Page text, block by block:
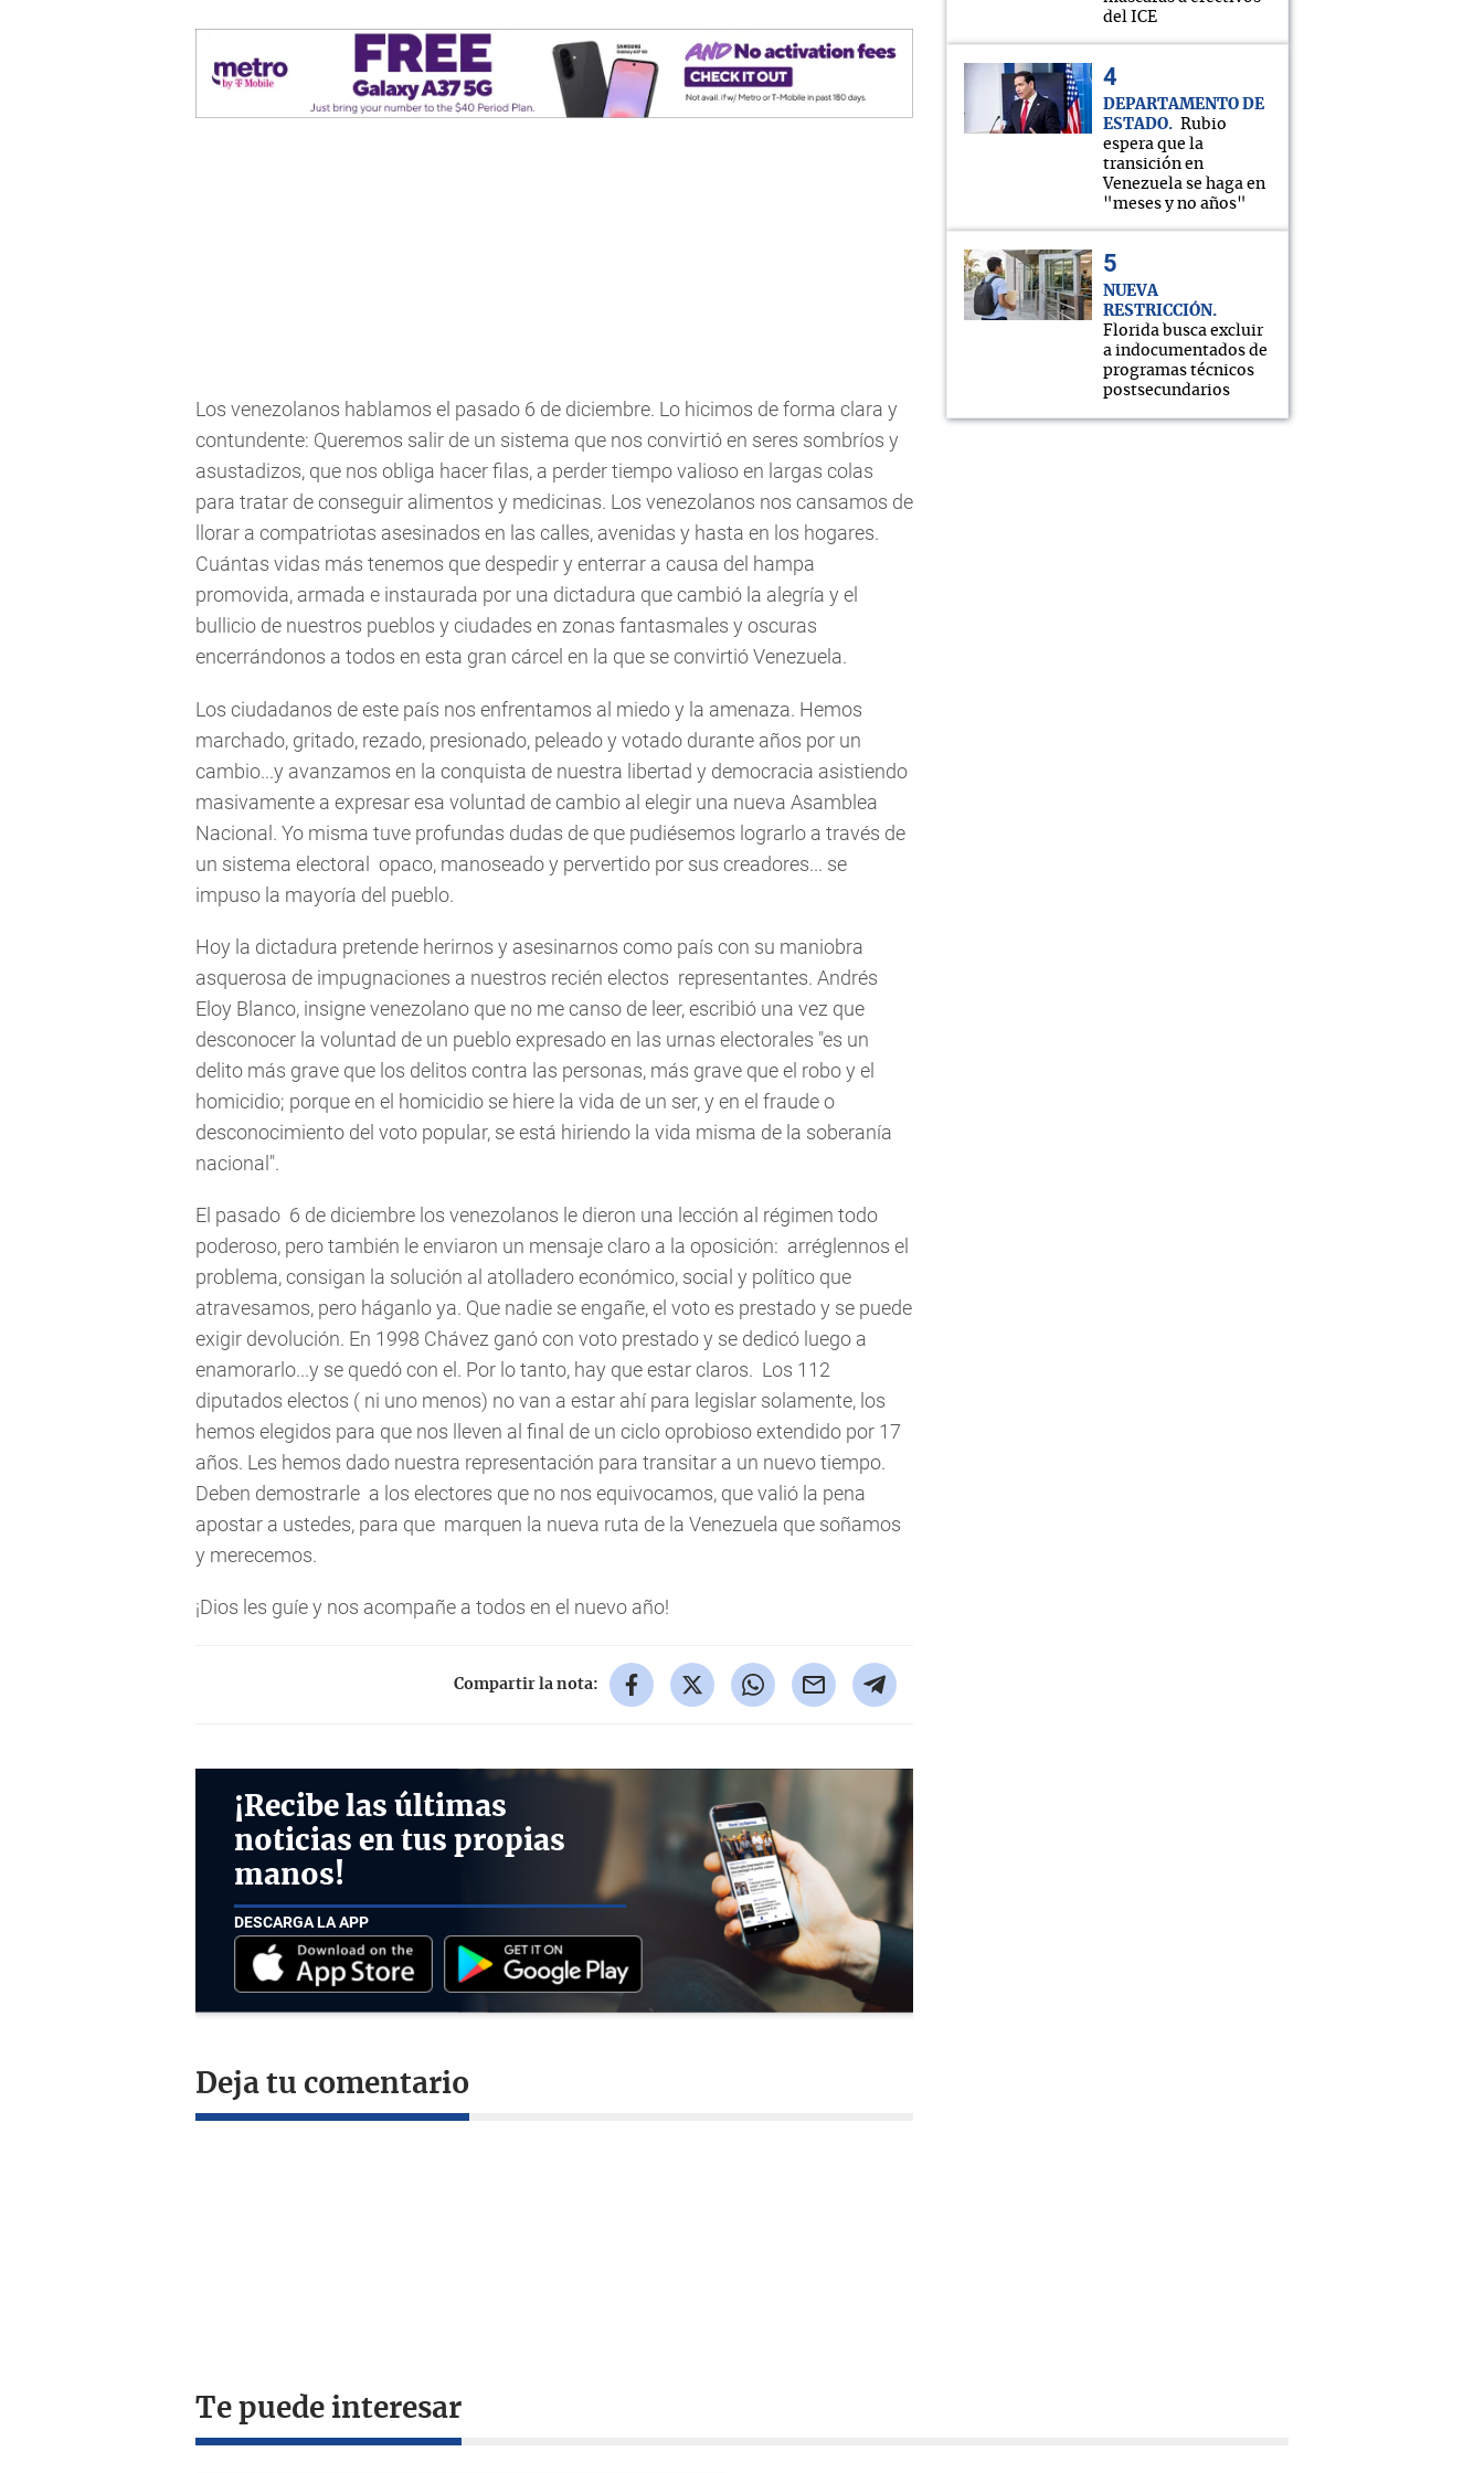
Los venezolanos hablamos el pasado 6 de diciembre. Lo hicimos de forma clara y
contundente: Queremos salir de un sistema que nos convirtió en seres sombríos y
asustadizos, que nos obliga hacer filas, a perder tiempo valioso en largas colas
para tratar de conseguir alimentos y medicinas. Los venezolanos nos cansamos de
llorar a compatriotas asesinados en las calles, avenidas y hasta en los hogares.
Cuántas vidas más tenemos que despedir y enterrar a causa del hampa
promovida, armada e instaurada por una dictadura que cambió la alegría y el
bullicio de nuestros pueblos y ciudades en zonas fantasmales y oscuras
encerrándonos a todos en esta gran cárcel en la que se convirtió Venezuela.
Los ciudadanos de este país nos enfrentamos al miedo y la amenaza. Hemos
marchado, gritado, rezado, presionado, peleado y votado durante años por un
cambio...y avanzamos en la conquista de nuestra libertad y democracia asistiendo
masivamente a expresar esa voluntad de cambio al elegir una nueva Asamblea
Nacional. Yo misma tuve profundas dudas de que pudiésemos lograrlo a través de
un sistema electoral opaco, manoseado y pervertido por sus creadores... se
impuso la mayoría del pueblo.
Hoy la dictadura pretende herirnos y asesinarnos como país con su maniobra
asquerosa de impugnaciones a nuestros recién electos representantes. Andrés
Eloy Blanco, insigne venezolano que no me canso de leer, escribió una vez que
desconocer la voluntad de un pueblo expresado en las urnas electorales "es un
delito más grave que los delitos contra las personas, más grave que el robo y el
homicidio; porque en el homicidio se hiere la vida de un ser, y en el fraude o
desconocimiento del voto popular, se está hiriendo la vida misma de la soberanía
nacional".
El pasado 6 de diciembre los venezolanos le dieron una lección al régimen todo
poderoso, pero también le enviaron un mensaje claro a la oposición: arréglennos el
problema, consigan la solución al atolladero económico, social y político que
atravesamos, pero háganlo ya. Que nadie se engañe, el voto es prestado y se puede
exigir devolución. En 1998 Chávez ganó con voto prestado y se dedicó luego a
enamorarlo...y se quedó con el. Por lo tanto, hay que estar claros. Los 112
diputados electos ( ni uno menos) no van a estar ahí para legislar solamente, los
hemos elegidos para que nos lleven al final de un ciclo oprobioso extendido por 17
años. Les hemos dado nuestra representación para transitar a un nuevo tiempo.
Deben demostrarle a los electores que no nos equivocamos, que valió la pena
apostar a ustedes, para que marquen la nueva ruta de la Venezuela que soñamos
y merecemos.
¡Dios les guíe y nos acompañe a todos en el nuevo año!
Compartir la nota:
¡Recibe las últimas
noticias en tus propias
manos!
DESCARGA LA APP
Deja tu comentario
del ICE
DEPARTAMENTO DE
ESTADO
Rubio
espera que la
transición en
Venezuela se haga en
"meses y no años"
NUEVA
RESTRICCIÓN
Florida busca excluir
a indocumentados de
programas técnicos
postsecundarios
Te puede interesar